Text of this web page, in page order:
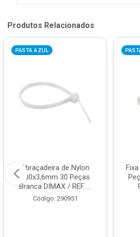
Produtos Relacionados
PASTA AZUL
Abraçadeira de Nylon
200x3,6mm 30 Peças
Branca DIMAX / REF. ...
Código: 290951